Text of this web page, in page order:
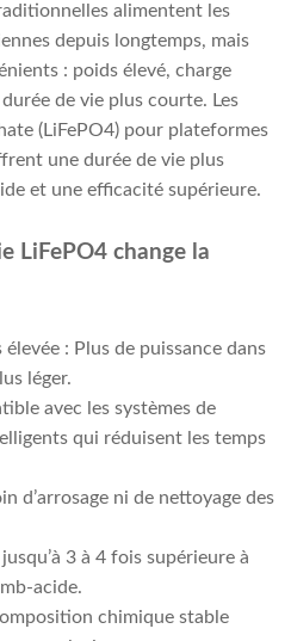
alimentent les
depuis longtemps, mais
: poids élevé, charge
de vie plus courte. Les
(LiFePO4) pour plateformes
une durée de vie plus
et une efficacité supérieure.
LiFePO4 change la
: Plus de puissance dans
léger.
avec les systèmes de
qui réduisent les temps
d’arrosage ni de nettoyage des
3 à 4 fois supérieure à
acide.
chimique stable